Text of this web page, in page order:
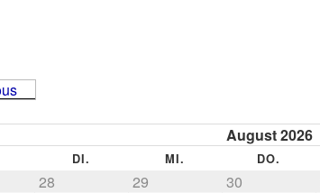
August 2026
DI. MI. DO.
28 29 30